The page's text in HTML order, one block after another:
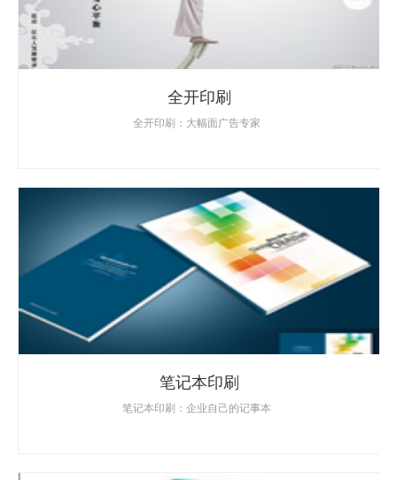
全开印刷
全开印刷：大幅面广告专家
笔记本印刷
笔记本印刷：企业自己的记事本